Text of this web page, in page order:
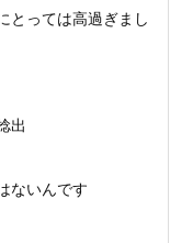
とっては高過ぎまし
出
ないんです